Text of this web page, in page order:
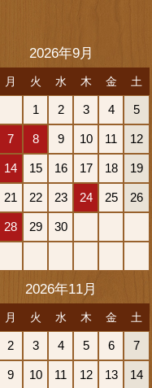
2026年9月
月 火 水 木 金 土
1 2 3 4 5
7 8 9 10 11 12
14 15 16 17 18 19
21 22 23 24 25 26
28 29 30
2026年11月
月 火 水 木 金 土
2 3 4 5 6 7
9 10 11 12 13 14